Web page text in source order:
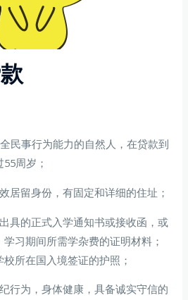
民事行为能力的自然人，在贷款到
周岁；
居留身份，有固定和详细的住址；
具的正式入学通知书或接收函，或
习期间所需学杂费的证明材料；
所在国入境签证的护照；
行为，身体健康，具备诚实守信的